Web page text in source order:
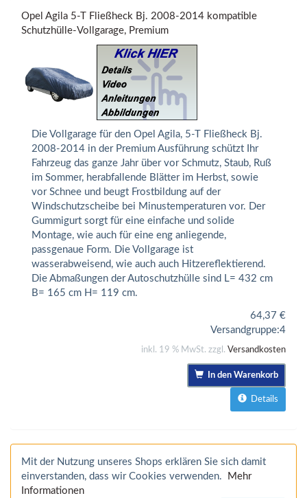
Opel Agila 5-T Fließheck Bj. 2008-2014 kompatible
Schutzhülle-Vollgarage, Premium
Die Vollgarage für den Opel Agila, 5-T Fließheck Bj.
2008-2014 in der Premium Ausführung schützt Ihr
Fahrzeug das ganze Jahr über vor Schmutz, Staub, Ruß
im Sommer, herabfallende Blätter im Herbst, sowie
vor Schnee und beugt Frostbildung auf der
Windschutzscheibe bei Minustemperaturen vor. Der
Gummigurt sorgt für eine einfache und solide
Montage, wie auch für eine eng anliegende,
passgenaue Form. Die Vollgarage ist
wasserabweisend, wie auch auch Hitzereflektierend.
Die Abmaßungen der Autoschutzhülle sind L= 432 cm
B= 165 cm H= 119 cm.
64,37 €
Versandgruppe:4
inkl. 19 % MwSt. zzgl. Versandkosten
In den Warenkorb
Details
Mit der Nutzung unseres Shops erklären Sie sich damit
einverstanden, dass wir Cookies verwenden.
Mehr
Informationen